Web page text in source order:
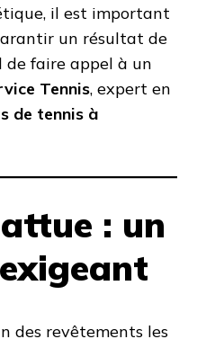
il est important
un résultat de
de faire appel à un
Tennis, expert en
de tennis à
: un
des revêtements les